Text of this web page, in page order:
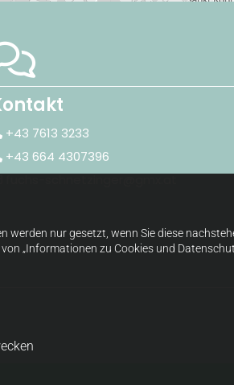
nur gesetzt, wenn Sie diese
„Informationen zu Cookies und
+43 7613 3233
+43 664 4307396